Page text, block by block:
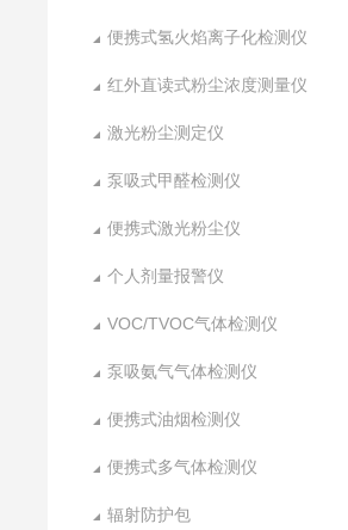
便携式氢火焰离子化检测仪
红外直读式粉尘浓度测量仪
激光粉尘测定仪
泵吸式甲醛检测仪
便携式激光粉尘仪
个人剂量报警仪
VOC/TVOC气体检测仪
泵吸氨气气体检测仪
便携式油烟检测仪
便携式多气体检测仪
辐射防护包